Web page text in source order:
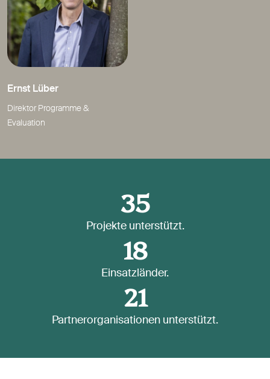
Ernst Lüber
Direktor Programme &
Evaluation
35
Projekte unterstützt.
18
Einsatzländer.
21
Partnerorganisationen unterstützt.